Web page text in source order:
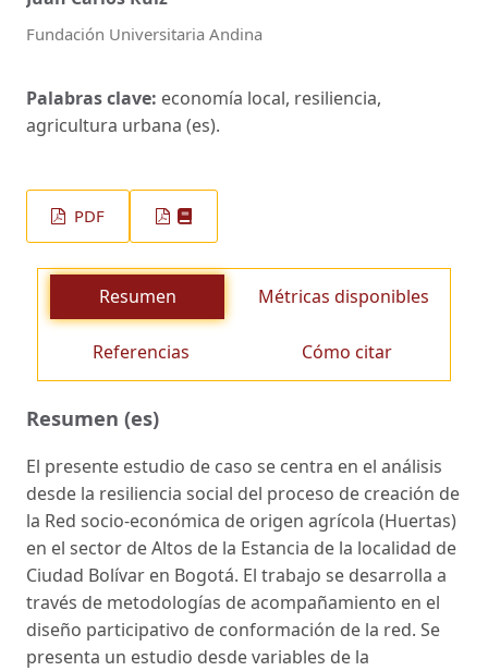
Fundación Universitaria Andina
Palabras clave: economía local, resiliencia,
agricultura urbana (es).
PDF
Resumen Métricas disponibles
Referencias Cómo citar
Resumen (es)
El presente estudio de caso se centra en el análisis
desde la resiliencia social del proceso de creación de
la Red socio-económica de origen agrícola (Huertas)
en el sector de Altos de la Estancia de la localidad de
Ciudad Bolívar en Bogotá. El trabajo se desarrolla a
través de metodologías de acompañamiento en el
diseño participativo de conformación de la red. Se
presenta un estudio desde variables de la